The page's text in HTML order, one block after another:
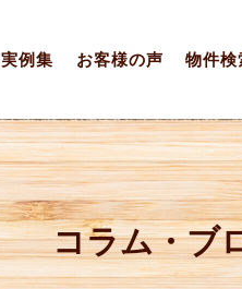
実例集 お客様の声 物件検
コラム・ブ